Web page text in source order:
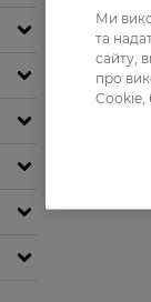
Ми
та
сайту,
про
Cookie,